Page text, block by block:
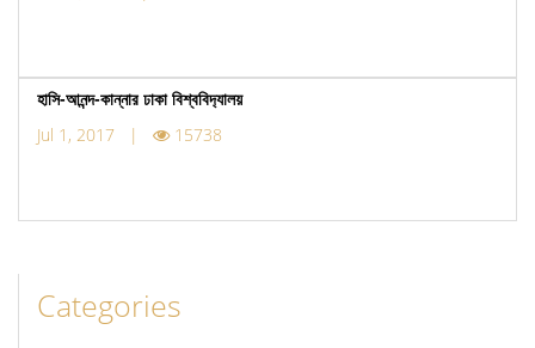
হাসি-আনন্দ-কান্নার ঢাকা বিশ্ববিদ‍্যালয়
Jul 1, 2017 |
15738
Categories